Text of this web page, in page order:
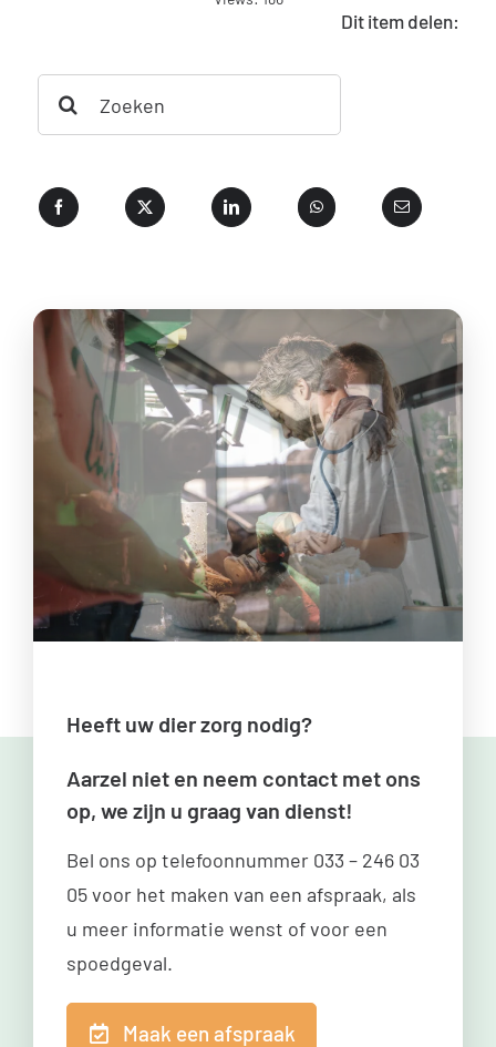
gezelschapsdieren
Search
Dit item delen:
Heeft uw dier zorg nodig?
Aarzel niet en neem contact met ons
op, we zijn u graag van dienst!
Bel ons op telefoonnummer 033 – 246 03
05voor het maken van een afspraak, als
u meer informatie wenst of voor een
spoedgeval.
Maak een afspraak